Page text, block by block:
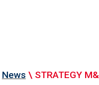
News \ STRATEGY